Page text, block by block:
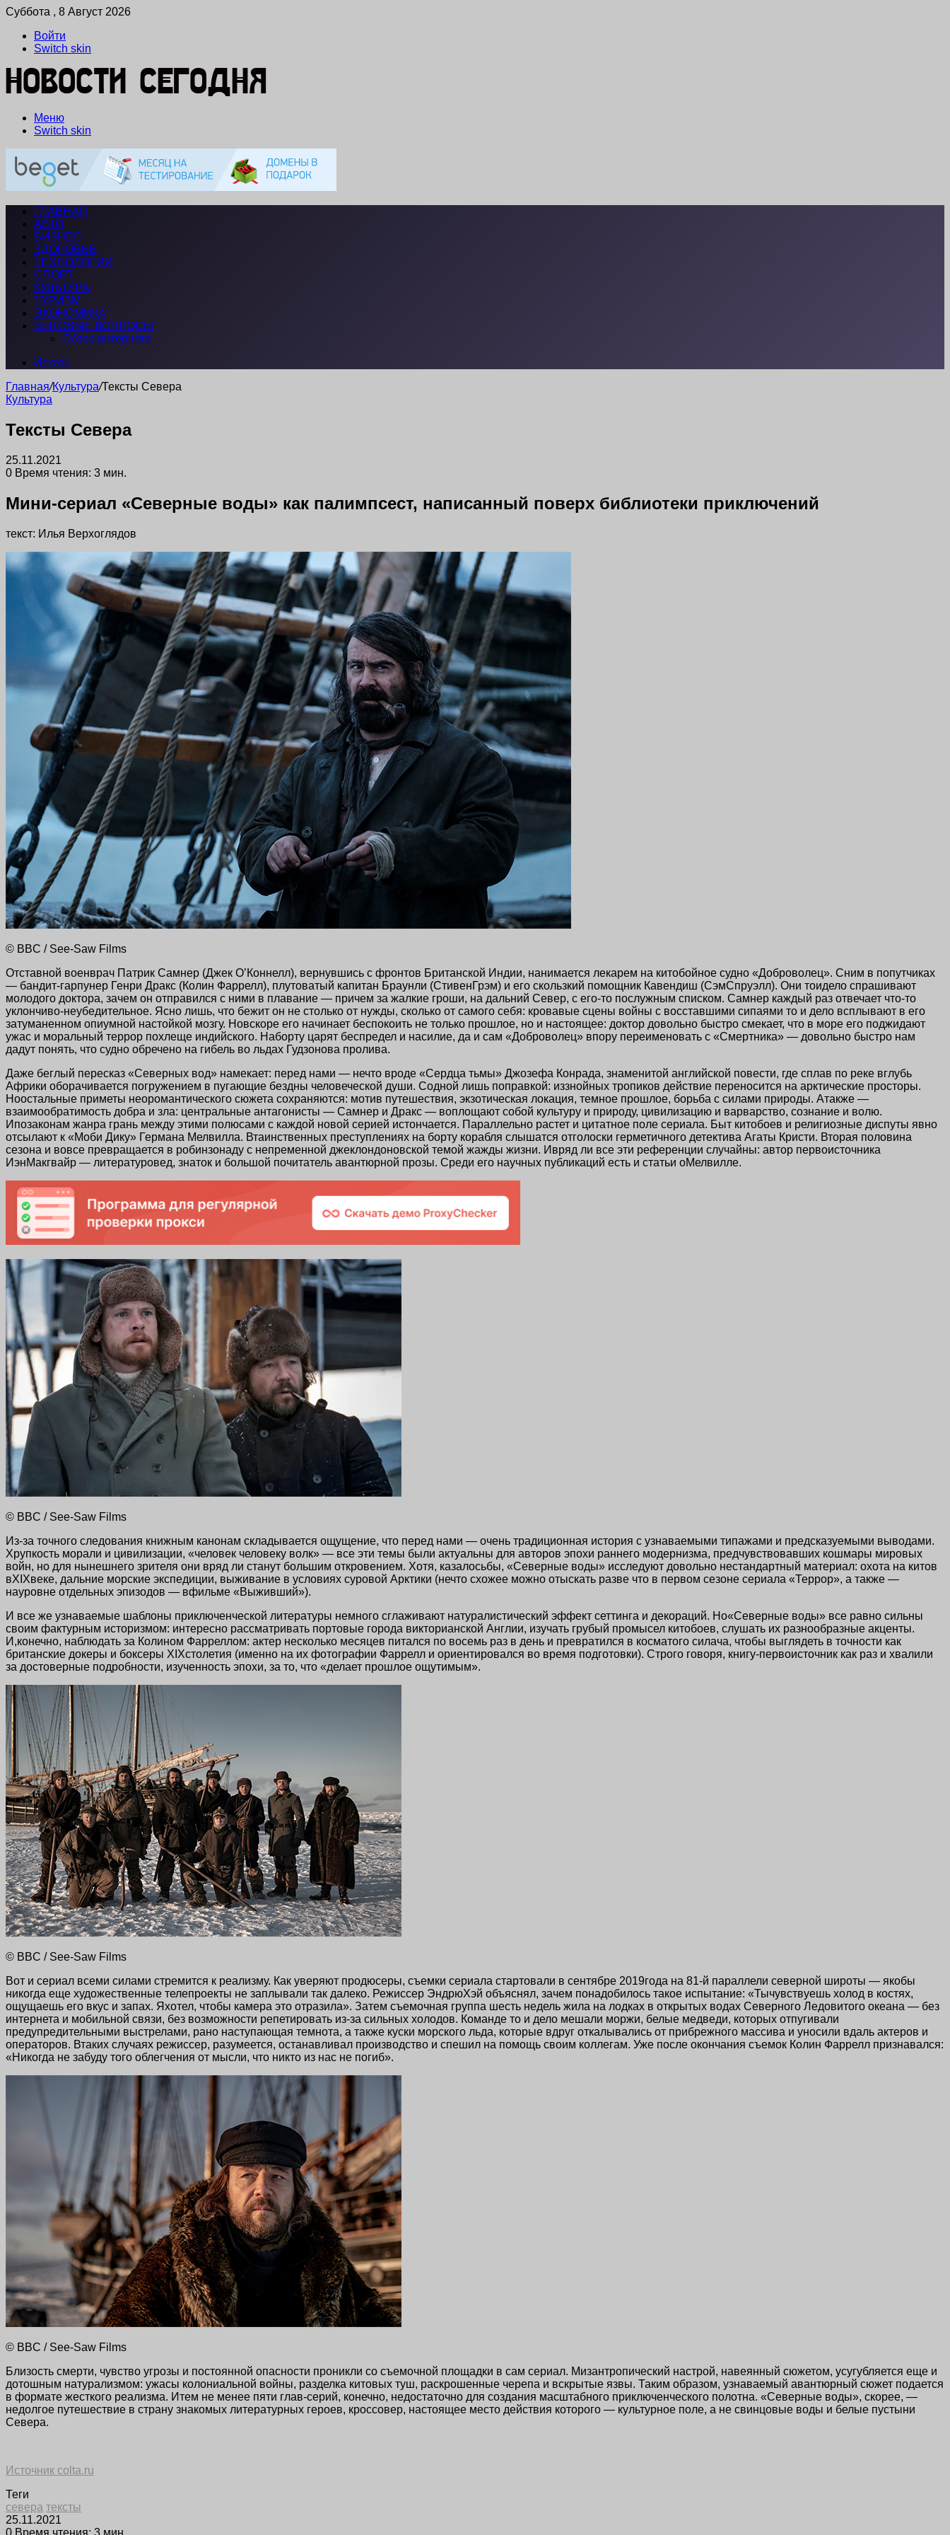
Суббота , 8 Август 2026
Войти
Switch skin
Меню
Switch skin
ГЛАВНАЯ
АВТО
БИЗНЕС
ЗДОРОВЬЕ
ТЕХНОЛОГИИ
СПОРТ
КУЛЬТУРА
ТУРИЗМ
ЭКОНОМИКА
БЫТОВЫЕ ВОПРОСЫ
Обзор интернета
Искать
Главная/Культура/Тексты Севера
Культура
Тексты Севера
25.11.2021
0 Время чтения: 3 мин.
Мини-сериал «Северные воды» как палимпсест, написанный поверх библиотеки приключений
текст: Илья Верхоглядов
© BBC / See-Saw Films
Отставной военврач Патрик Самнер (Джек О’Коннелл), вернувшись с фронтов Британской Индии, нанимается лекарем на китобойное судно «Доброволец». Сним в попутчиках
— бандит-гарпунер Генри Дракс (Колин Фаррелл), плутоватый капитан Браунли (СтивенГрэм) и его скользкий помощник Кавендиш (СэмСпруэлл). Они тоидело спрашивают
молодого доктора, зачем он отправился с ними в плавание — причем за жалкие гроши, на дальний Север, с его-то послужным списком. Самнер каждый раз отвечает что-то
уклончиво-неубедительное. Ясно лишь, что бежит он не столько от нужды, сколько от самого себя: кровавые сцены войны с восставшими сипаями то и дело всплывают в его
затуманенном опиумной настойкой мозгу. Новскоре его начинает беспокоить не только прошлое, но и настоящее: доктор довольно быстро смекает, что в море его поджидают
ужас и моральный террор похлеще индийского. Наборту царят беспредел и насилие, да и сам «Доброволец» впору переименовать с «Смертника» — довольно быстро нам
дадут понять, что судно обречено на гибель во льдах Гудзонова пролива.
Даже беглый пересказ «Северных вод» намекает: перед нами — нечто вроде «Сердца тьмы» Джозефа Конрада, знаменитой английской повести, где сплав по реке вглубь
Африки оборачивается погружением в пугающие бездны человеческой души. Содной лишь поправкой: иззнойных тропиков действие переносится на арктические просторы.
Ноостальные приметы неоромантического сюжета сохраняются: мотив путешествия, экзотическая локация, темное прошлое, борьба с силами природы. Атакже —
взаимообратимость добра и зла: центральные антагонисты — Самнер и Дракс — воплощают собой культуру и природу, цивилизацию и варварство, сознание и волю.
Ипозаконам жанра грань между этими полюсами с каждой новой серией истончается. Параллельно растет и цитатное поле сериала. Быт китобоев и религиозные диспуты явно
отсылают к «Моби Дику» Германа Мелвилла. Втаинственных преступлениях на борту корабля слышатся отголоски герметичного детектива Агаты Кристи. Вторая половина
сезона и вовсе превращается в робинзонаду с непременной джеклондоновской темой жажды жизни. Ивряд ли все эти референции случайны: автор первоисточника
ИэнМакгвайр — литературовед, знаток и большой почитатель авантюрной прозы. Среди его научных публикаций есть и статьи оМелвилле.
© BBC / See-Saw Films
Из-за точного следования книжным канонам складывается ощущение, что перед нами — очень традиционная история с узнаваемыми типажами и предсказуемыми выводами.
Хрупкость морали и цивилизации, «человек человеку волк» — все эти темы были актуальны для авторов эпохи раннего модернизма, предчувствовавших кошмары мировых
войн, но для нынешнего зрителя они вряд ли станут большим откровением. Хотя, казалосьбы, «Северные воды» исследуют довольно нестандартный материал: охота на китов
вXIXвеке, дальние морские экспедиции, выживание в условиях суровой Арктики (нечто схожее можно отыскать разве что в первом сезоне сериала «Террор», а также —
науровне отдельных эпизодов — вфильме «Выживший»).
И все же узнаваемые шаблоны приключенческой литературы немного сглаживают натуралистический эффект сеттинга и декораций. Но«Северные воды» все равно сильны
своим фактурным историзмом: интересно рассматривать портовые города викторианской Англии, изучать грубый промысел китобоев, слушать их разнообразные акценты.
И,конечно, наблюдать за Колином Фарреллом: актер несколько месяцев питался по восемь раз в день и превратился в косматого силача, чтобы выглядеть в точности как
британские докеры и боксеры XIXстолетия (именно на их фотографии Фаррелл и ориентировался во время подготовки). Строго говоря, книгу-первоисточник как раз и хвалили
за достоверные подробности, изученность эпохи, за то, что «делает прошлое ощутимым».
© BBC / See-Saw Films
Вот и сериал всеми силами стремится к реализму. Как уверяют продюсеры, съемки сериала стартовали в сентябре 2019года на 81-й параллели северной широты — якобы
никогда еще художественные телепроекты не заплывали так далеко. Режиссер ЭндрюХэй объяснял, зачем понадобилось такое испытание: «Тычувствуешь холод в костях,
ощущаешь его вкус и запах. Яхотел, чтобы камера это отразила». Затем съемочная группа шесть недель жила на лодках в открытых водах Северного Ледовитого океана — без
интернета и мобильной связи, без возможности репетировать из-за сильных холодов. Команде то и дело мешали моржи, белые медведи, которых отпугивали
предупредительными выстрелами, рано наступающая темнота, а также куски морского льда, которые вдруг откалывались от прибрежного массива и уносили вдаль актеров и
операторов. Втаких случаях режиссер, разумеется, останавливал производство и спешил на помощь своим коллегам. Уже после окончания съемок Колин Фаррелл признавался:
«Никогда не забуду того облегчения от мысли, что никто из нас не погиб».
© BBC / See-Saw Films
Близость смерти, чувство угрозы и постоянной опасности проникли со съемочной площадки в сам сериал. Мизантропический настрой, навеянный сюжетом, усугубляется еще и
дотошным натурализмом: ужасы колониальной войны, разделка китовых туш, раскрошенные черепа и вскрытые язвы. Таким образом, узнаваемый авантюрный сюжет подается
в формате жесткого реализма. Итем не менее пяти глав-серий, конечно, недостаточно для создания масштабного приключенческого полотна. «Северные воды», скорее, —
недолгое путешествие в страну знакомых литературных героев, кроссовер, настоящее место действия которого — культурное поле, а не свинцовые воды и белые пустыни
Севера.
Источник colta.ru
Теги
севера тексты
25.11.2021
0 Время чтения: 3 мин.